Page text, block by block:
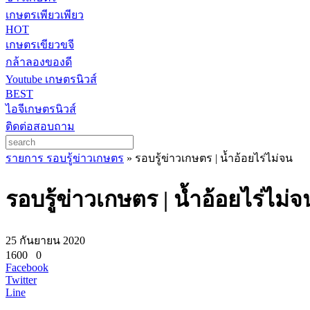
เกษตรเพียวเพียว
HOT
เกษตรเขียวขจี
กล้าลองของดี
Youtube เกษตรนิวส์
BEST
ไอจีเกษตรนิวส์
ติดต่อสอบถาม
รายการ รอบรู้ข่าวเกษตร » รอบรู้ข่าวเกษตร | น้ำอ้อยไร่ไม่จน
รอบรู้ข่าวเกษตร | น้ำอ้อยไร่ไม่จ
25 กันยายน 2020
1600
0
Facebook
Twitter
Line